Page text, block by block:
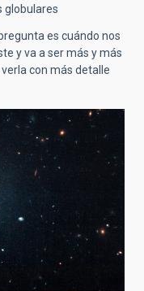
globulares
es cuándo nos
y va a ser más y más
con más detalle